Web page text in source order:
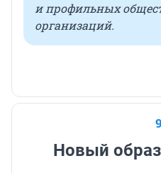
и профильных
организаций.
9
Новый